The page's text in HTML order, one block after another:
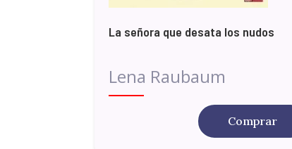
La señora que desata los nudos
Lena Raubaum
Comprar